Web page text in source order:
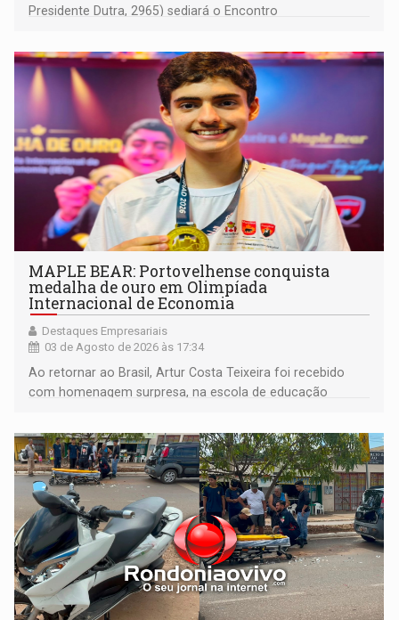
Presidente Dutra, 2965) sediará o Encontro
MAPLE BEAR: Portovelhense conquista
medalha de ouro em Olimpíada
Internacional de Economia
Destaques Empresariais
03 de Agosto de 2026 às 17:34
Ao retornar ao Brasil, Artur Costa Teixeira foi recebido
com homenagem surpresa, na escola de educação